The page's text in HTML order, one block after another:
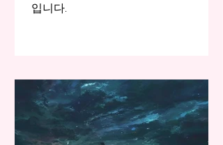
입니다.